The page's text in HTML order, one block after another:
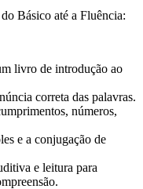
Básico até a Fluência:
livro de introdução ao
correta das palavras.
números,
e a conjugação de
e leitura para